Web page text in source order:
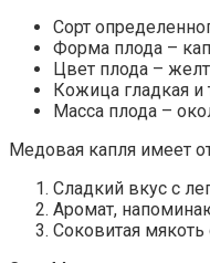
Сорт
Форма плода –
Цвет плода –
Кожица гладкая и
Масса плода –
Медовая капля имеет
Сладкий вкус с
Аромат,
Соковитая мякоть